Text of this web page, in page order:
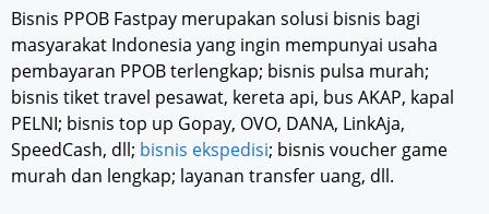
Bisnis PPOB Fastpay merupakan solusi bisnis bagi
masyarakat Indonesia yang ingin mempunyai usaha
pembayaran PPOB terlengkap; bisnis pulsa murah;
bisnis tiket travel pesawat, kereta api, bus AKAP, kapal
PELNI; bisnis top up Gopay, OVO, DANA, LinkAja,
SpeedCash, dll; bisnis ekspedisi; bisnis voucher game
murah dan lengkap; layanan transfer uang, dll.